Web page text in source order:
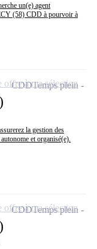
un(e) agent
(58) CDD à pourvoir à
la gestion des
et organisé(e).
CDDTemps plein
offre à ma sélection
CDDTemps plein
offre à ma sélection